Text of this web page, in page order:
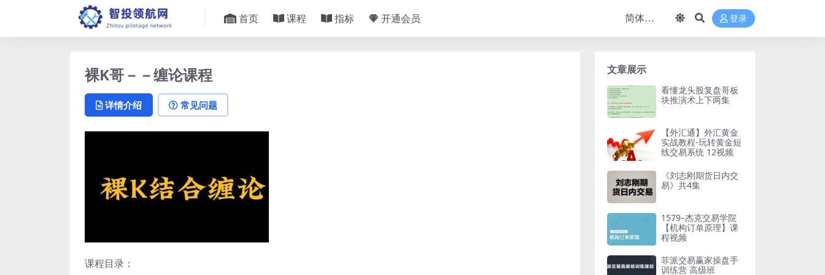
首页 课程 指标 开通会员 登录
裸K哥－－缠论课程
详情介绍 常见问题
课程目录：
文章展示
看懂龙头股复盘哥板
块推演术上下两集
【外汇通】外汇黄金
实战教程-玩转黄金短
线交易系统 12视频
《刘志刚期货日内交
易》共4集
1579–杰克交易学院
【机构订单原理】课
程视频
菲派交易赢家操盘手
训练营 高级班